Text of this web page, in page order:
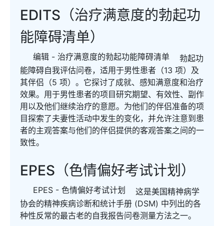
EDITS（治疗满意度的勃起功
能障碍清单）
编辑 - 治疗满意度的勃起功能障碍清单
勃起功
能障碍自我评估问卷，适用于男性患者（13 项）及
其伴侣（5 项）。它探讨了成就、感知满意度和治疗
效果。用于男性患者的项目研究期望、有效性、副作
用以及他们继续治疗的意愿。为他们的伴侣准备的项
目探索了夫妻性活动中发生的变化，并允许注意到患
者的主观答案与他们的伴侣提供的客观答案之间的一
致性。
EPES（色情偏好考试计划）
EPES - 色情偏好考试计划
这是美国精神病学
协会的精神疾病诊断和统计手册 (DSM) 中列出的各
种性反常的最古老的自我报告问卷测量方法之一。